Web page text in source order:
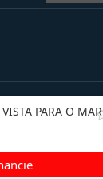
PARA O MAR